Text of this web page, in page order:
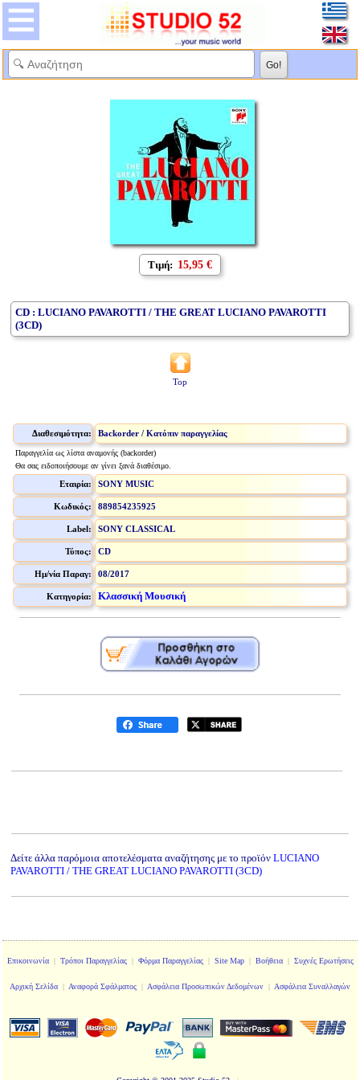
Τιμή: 15,95 €
CD : LUCIANO PAVAROTTI / THE GREAT LUCIANO PAVAROTTI
(3CD)
Top
Διαθεσιμότητα: Backorder / Κατόπιν παραγγελίας
Παραγγελία ως λίστα αναμονής (backorder)
Θα σας ειδοποιήσουμε αν γίνει ξανά διαθέσιμο.
Εταιρία: SONY MUSIC
Κωδικός: 889854235925
Label: SONY CLASSICAL
Τύπος: CD
Ημ/νία Παραγ: 08/2017
Κατηγορία: Κλασσική Μουσική
Δείτε άλλα παρόμοια αποτελέσματα αναζήτησης με το προϊόν LUCIANO
PAVAROTTI / THE GREAT LUCIANO PAVAROTTI (3CD)
Επικοινωνία| Τρόποι Παραγγελίας| Φόρμα Παραγγελίας| Site Map| Βοήθεια| Συχνές Ερωτήσεις
Αρχική Σελίδα | Αναφορά Σφάλματος | Ασφάλεια Προσωπικών Δεδομένων | Ασφάλεια Συναλλαγών